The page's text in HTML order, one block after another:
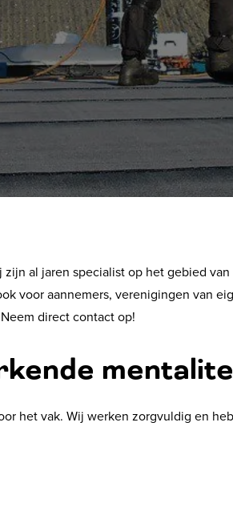
al jaren specialist op het gebied
voor aannemers, verenigingen van
direct contact op!
het vak. Wij werken zorgvuldig en